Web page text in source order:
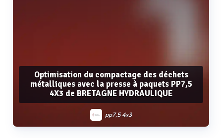
Optimisation du compactage des déchets
métalliques avec la presse à paquets PP7,5
4X3 de BRETAGNE HYDRAULIQUE
pp7,5 4x3